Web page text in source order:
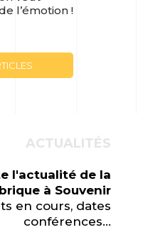
l’émotion !
ACTUALITÉS
l'actualité de la
à Souvenir
en cours, dates
conférences...